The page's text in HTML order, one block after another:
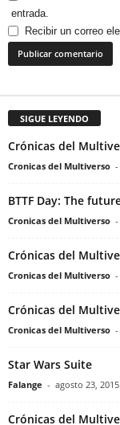
entrada.
Recibir un correo
SIGUE LEYENDO
Crónicas del
Cronicas del Multiverso -
BTTF Day: The
Cronicas del Multiverso -
Crónicas del
Cronicas del Multiverso -
Crónicas del
Cronicas del Multiverso -
Star Wars Suite
Falange - agosto 23, 2015
Crónicas del